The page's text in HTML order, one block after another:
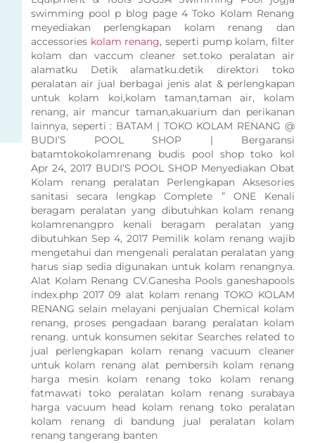
swimming pool p blog page 4 Toko Kolam Renang
meyediakan perlengkapan kolam renang dan
accessories kolam renang, seperti pump kolam, filter
kolam dan vaccum cleaner set.toko peralatan air
alamatku Detik alamatku.detik direktori toko
peralatan air jual berbagai jenis alat & perlengkapan
untuk kolam koi,kolam taman,taman air, kolam
renang, air mancur taman,akuarium dan perikanan
lainnya, seperti : BATAM | TOKO KOLAM RENANG @
BUDI’S POOL SHOP | Bergaransi
batamtokokolamrenang budis pool shop toko kol
Apr 24, 2017 BUDI’S POOL SHOP Menyediakan Obat
Kolam renang peralatan Perlengkapan Aksesories
sanitasi secara lengkap Complete ” ONE Kenali
beragam peralatan yang dibutuhkan kolam renang
kolamrenangpro kenali beragam peralatan yang
dibutuhkan Sep 4, 2017 Pemilik kolam renang wajib
mengetahui dan mengenali peralatan peralatan yang
harus siap sedia digunakan untuk kolam renangnya.
Alat Kolam Renang CV.Ganesha Pools ganeshapools
index.php 2017 09 alat kolam renang TOKO KOLAM
RENANG selain melayani penjualan Chemical kolam
renang, proses pengadaan barang peralatan kolam
renang. untuk konsumen sekitar Searches related to
jual perlengkapan kolam renang vacuum cleaner
untuk kolam renang alat pembersih kolam renang
harga mesin kolam renang toko kolam renang
fatmawati toko peralatan kolam renang surabaya
harga vacuum head kolam renang toko peralatan
kolam renang di bandung jual peralatan kolam
renang tangerang banten